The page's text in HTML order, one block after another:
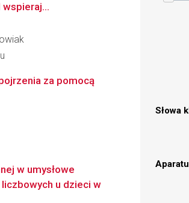
Słowa
za pomocą
w umysłowe
u dzieci w